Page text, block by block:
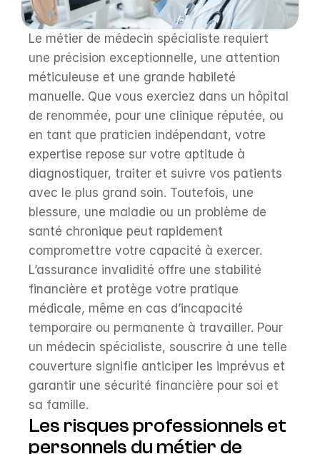
Le métier de médecin spécialiste requiert
une précision exceptionnelle, une attention
méticuleuse et une grande habileté
manuelle. Que vous exerciez dans un hôpital
de renommée, pour une clinique réputée, ou
en tant que praticien indépendant, votre
expertise repose sur votre aptitude à
diagnostiquer, traiter et suivre vos patients
avec le plus grand soin. Toutefois, une
blessure, une maladie ou un problème de
santé chronique peut rapidement
compromettre votre capacité à exercer.
L’assurance invalidité offre une stabilité
financière et protège votre pratique
médicale, même en cas d’incapacité
temporaire ou permanente à travailler. Pour
un médecin spécialiste, souscrire à une telle
couverture signifie anticiper les imprévus et
garantir une sécurité financière pour soi et
sa famille.
Les risques professionnels et
personnels du métier de